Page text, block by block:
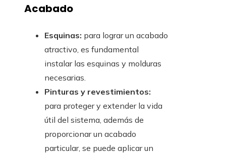
Acabado
Esquinas: para lograr un acabado
atractivo, es fundamental
instalar las esquinas y molduras
necesarias.
Pinturas y revestimientos:
para proteger y extender la vida
útil del sistema, además de
proporcionar un acabado
particular, se puede aplicar un